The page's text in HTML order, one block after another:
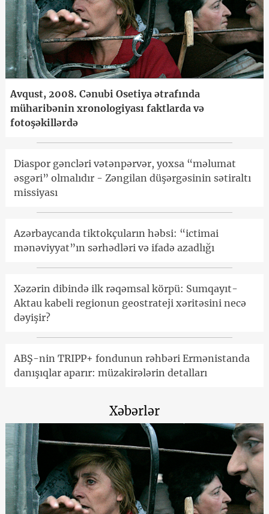
Avqust, 2008. Cənubi Osetiya ətrafında
müharibənin xronologiyası faktlarda və
fotoşəkillərdə
Diaspor gəncləri vətənpərvər, yoxsa “məlumat
əsgəri” olmalıdır - Zəngilan düşərgəsinin sətiraltı
missiyası
Azərbaycanda tiktokçuların həbsi: “ictimai
mənəviyyat”ın sərhədləri və ifadə azadlığı
Xəzərin dibində ilk rəqəmsal körpü: Sumqayıt-
Aktau kabeli regionun geostrateji xəritəsini necə
dəyişir?
ABŞ-nin TRIPP+ fondunun rəhbəri Ermənistanda
danışıqlar aparır: müzakirələrin detalları
Xəbərlər